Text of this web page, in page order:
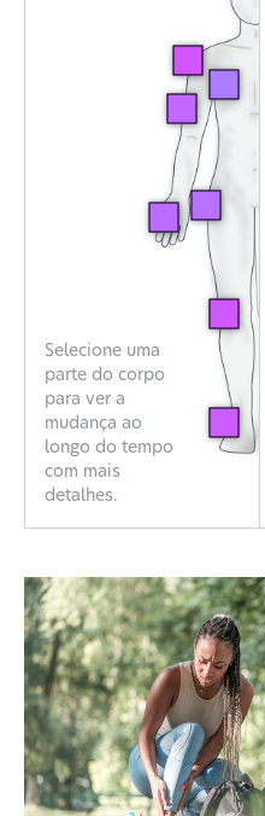
Selecione uma
parte do corpo
para ver a
mudança ao
longo do tempo
com mais
detalhes.